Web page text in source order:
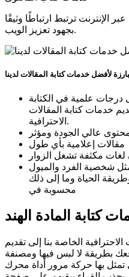
الإنترنت ترتبط ارتباطًا وثيقًا
بجهود تعزيز الويب.
لأفضل خدمات كتابة المقالات لدينا
درجات علمية في الكتابة
خدمات كتابة المقالات
الاحترافية.
عالي الجودة ومؤثر
مقالات إعلامية بأي طول
مكثفة تشغل الزوار
شخصية الفرد والميول
الحياة وما إلى ذلك
محسوبة في
كتابة المادة الهند
الخاصة بنا إلى تقديم
بطريقة لا لبس فيها ومصنفة
تمثل بها حركة مرور أداة محرك